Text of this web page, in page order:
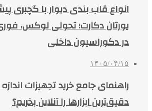
انواع قاب بندی دیوار با گچبری
یورتان دکارت؛ تحولی لوکس،
در دکوراسیون داخلی
۱۴۰۵/۰۴/۱۵
راهنمای جامع خرید تجهیزات
دقیق‌ترین ابزارها را آنلاین بخریم؟